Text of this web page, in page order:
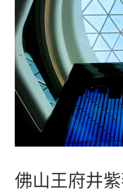
佛山王府井